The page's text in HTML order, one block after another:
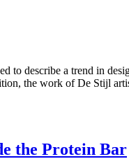
to describe a trend in
the work of De Stijl
the Protein Bar